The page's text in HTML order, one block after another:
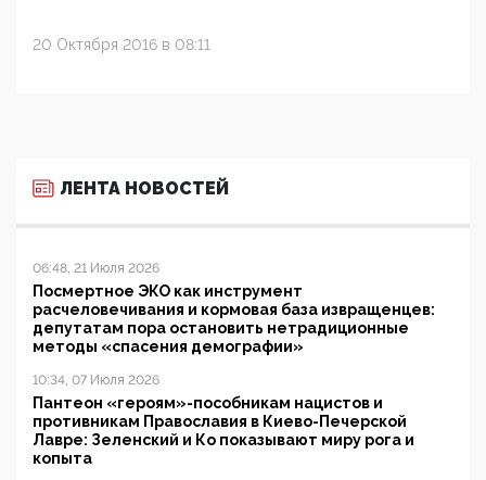
20 Октября 2016 в 08:11
ЛЕНТА НОВОСТЕЙ
06:48, 21 Июля 2026
Посмертное ЭКО как инструмент
расчеловечивания и кормовая база извращенцев:
депутатам пора остановить нетрадиционные
методы «спасения демографии»
10:34, 07 Июля 2026
Пантеон «героям»-пособникам нацистов и
противникам Православия в Киево-Печерской
Лавре: Зеленский и Ко показывают миру рога и
копыта